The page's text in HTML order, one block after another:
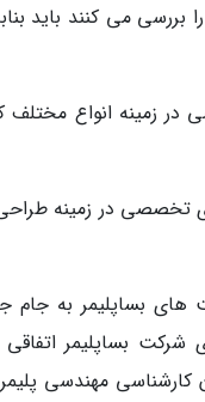
بررسی می کنند باید
زمینه انواع
های تخصصی در زمینه
های بساپلیمر به
شرکت بساپلیمر
کارشناسی مهندسی